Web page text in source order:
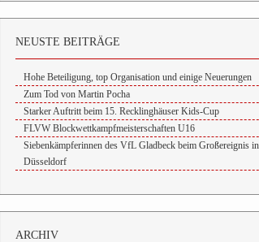
NEUSTE BEITRÄGE
Hohe Beteiligung, top Organisation und einige Neuerungen
Zum Tod von Martin Pocha
Starker Auftritt beim 15. Recklinghäuser Kids-Cup
FLVW Blockwettkampfmeisterschaften U16
Siebenkämpferinnen des VfL Gladbeck beim Großereignis in
Düsseldorf
ARCHIV